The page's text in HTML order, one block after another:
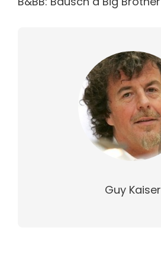
Guy Kaiser